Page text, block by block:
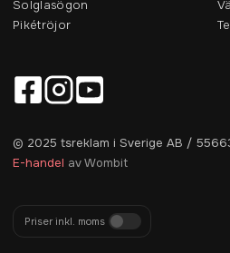
Solglasögon
Pikétröjor
© 2025 tsreklam i Sverige AB /
E-handel av Wombit
Priser inkl. moms